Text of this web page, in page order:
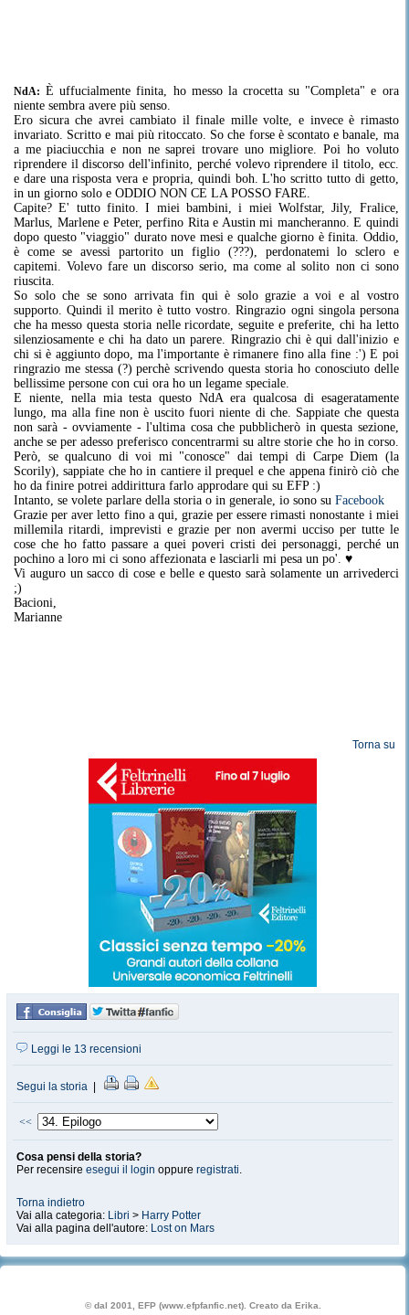
NdA: È uffucialmente finita, ho messo la crocetta su "Completa" e ora
niente sembra avere più senso.
Ero sicura che avrei cambiato il finale mille volte, e invece è rimasto
invariato. Scritto e mai più ritoccato. So che forse è scontato e banale, ma
a me piaciucchia e non ne saprei trovare uno migliore. Poi ho voluto
riprendere il discorso dell'infinito, perché volevo riprendere il titolo, ecc.
e dare una risposta vera e propria, quindi boh. L'ho scritto tutto di getto,
in un giorno solo e ODDIO NON CE LA POSSO FARE.
Capite? E' tutto finito. I miei bambini, i miei Wolfstar, Jily, Fralice,
Marlus, Marlene e Peter, perfino Rita e Austin mi mancheranno. E quindi
dopo questo "viaggio" durato nove mesi e qualche giorno è finita. Oddio,
è come se avessi partorito un figlio (???), perdonatemi lo sclero e
capitemi. Volevo fare un discorso serio, ma come al solito non ci sono
riuscita.
So solo che se sono arrivata fin qui è solo grazie a voi e al vostro
supporto. Quindi il merito è tutto vostro. Ringrazio ogni singola persona
che ha messo questa storia nelle ricordate, seguite e preferite, chi ha letto
silenziosamente e chi ha dato un parere. Ringrazio chi è qui dall'inizio e
chi si è aggiunto dopo, ma l'importante è rimanere fino alla fine :') E poi
ringrazio me stessa (?) perchè scrivendo questa storia ho conosciuto delle
bellissime persone con cui ora ho un legame speciale.
E niente, nella mia testa questo NdA era qualcosa di esageratamente
lungo, ma alla fine non è uscito fuori niente di che. Sappiate che questa
non sarà - ovviamente - l'ultima cosa che pubblicherò in questa sezione,
anche se per adesso preferisco concentrarmi su altre storie che ho in corso.
Però, se qualcuno di voi mi "conosce" dai tempi di Carpe Diem (la
Scorily), sappiate che ho in cantiere il prequel e che appena finirò ciò che
ho da finire potrei addirittura farlo approdare qui su EFP :)
Intanto, se volete parlare della storia o in generale, io sono su Facebook
Grazie per aver letto fino a qui, grazie per essere rimasti nonostante i miei
millemila ritardi, imprevisti e grazie per non avermi ucciso per tutte le
cose che ho fatto passare a quei poveri cristi dei personaggi, perché un
pochino a loro mi ci sono affezionata e lasciarli mi pesa un po'. ♥
Vi auguro un sacco di cose e belle e questo sarà solamente un arrivederci
;)
Bacioni,
Marianne
Torna su
Leggi le 13 recensioni
Segui la storia
<<
Cosa pensi della storia?
Per recensire esegui il login oppure registrati.
Torna indietro
Vai alla categoria: Libri > Harry Potter
Vai alla pagina dell'autore: Lost on Mars
© dal 2001, EFP (www.efpfanfic.net). Creato da Erika.